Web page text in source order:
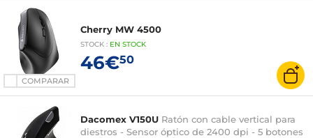
COMPARAR
Cherry MW 4500
STOCK : EN STOCK
46€50
Dacomex V150U Ratón con cable vertical para
diestros - Sensor óptico de 2400 dpi - 5 botones